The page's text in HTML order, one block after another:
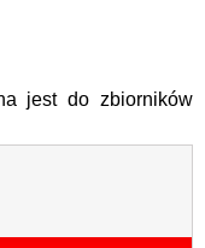
jest do zbiorników